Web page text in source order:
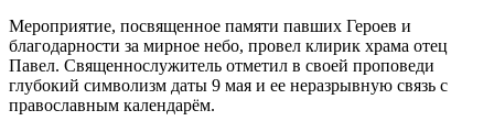
Мероприятие, посвященное памяти павших Героев и
благодарности за мирное небо, провел клирик храма отец
Павел. Священнослужитель отметил в своей проповеди
глубокий символизм даты 9 мая и ее неразрывную связь с
православным календарём.